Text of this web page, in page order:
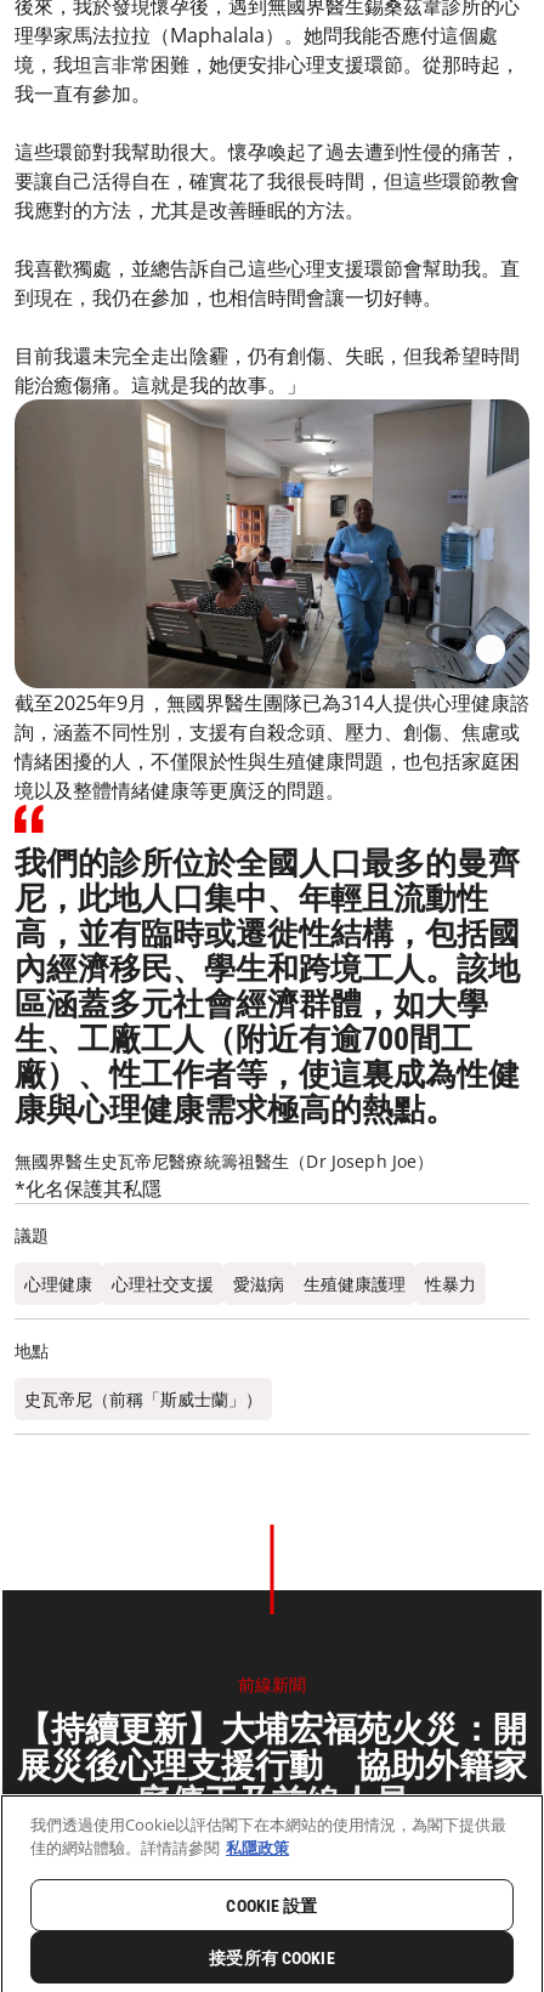
後來，我於發現懷孕後，遇到無國界醫生錫桑茲韋診所的心
理學家馬法拉拉（Maphalala）。她問我能否應付這個處
境，我坦言非常困難，她便安排心理支援環節。從那時起，
我一直有參加。
這些環節對我幫助很大。懷孕喚起了過去遭到性侵的痛苦，
要讓自己活得自在，確實花了我很長時間，但這些環節教會
我應對的方法，尤其是改善睡眠的方法。
我喜歡獨處，並總告訴自己這些心理支援環節會幫助我。直
到現在，我仍在參加，也相信時間會讓一切好轉。
目前我還未完全走出陰霾，仍有創傷、失眠，但我希望時間
能治癒傷痛。這就是我的故事。」
截至2025年9月，無國界醫生團隊已為314人提供心理健康諮
詢，涵蓋不同性別，支援有自殺念頭、壓力、創傷、焦慮或
情緒困擾的人，不僅限於性與生殖健康問題，也包括家庭困
境以及整體情緒健康等更廣泛的問題。
我們的診所位於全國人口最多的曼齊
尼，此地人口集中、年輕且流動性
高，並有臨時或遷徙性結構，包括國
內經濟移民、學生和跨境工人。該地
區涵蓋多元社會經濟群體，如大學
生、工廠工人（附近有逾700間工
廠）、性工作者等，使這裏成為性健
康與心理健康需求極高的熱點。
無國界醫生史瓦帝尼醫療統籌祖醫生（Dr Joseph Joe）
*化名保護其私隱
議題
心理健康 心理社交支援 愛滋病 生殖健康護理 性暴力
地點
史瓦帝尼（前稱「斯威士蘭」）
前線新聞
【持續更新】大埔宏福苑火災：開
展災後心理支援行動 協助外籍家
庭傭工及前線人員
2025年11月28日
首頁最新動向前線新聞與故事
我們透過使用Cookie以評估閣下在本網站的使用情況，為閣下提供最
佳的網站體驗。詳情請參閱 私隱政策
COOKIE 設置
接受所有 COOKIE